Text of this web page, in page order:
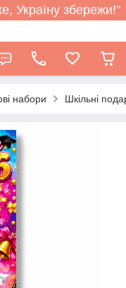
Україну збережи!"
набори Шкільні